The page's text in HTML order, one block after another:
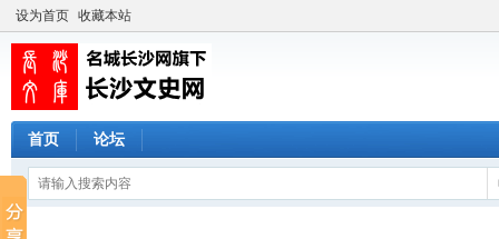
设为首页 收藏本站
首页 论坛